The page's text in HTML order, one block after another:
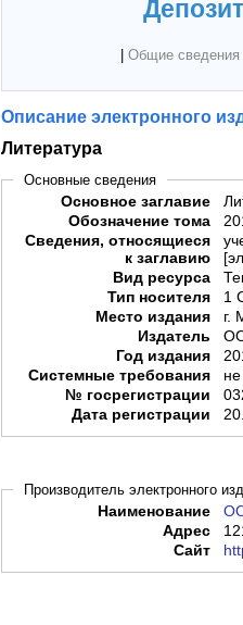
Общие сведения
Описание электронного
Литература
Основные сведения
Основное заглавие
Обозначение тома
Сведения, относящиеся
к заглавию
Вид ресурса
Тип носителя
1
Место издания
г.
Издатель
Год издания
Системные требования
№ госрегистрации
Дата регистрации
Производитель электронного
Наименование
Адрес
Сайт